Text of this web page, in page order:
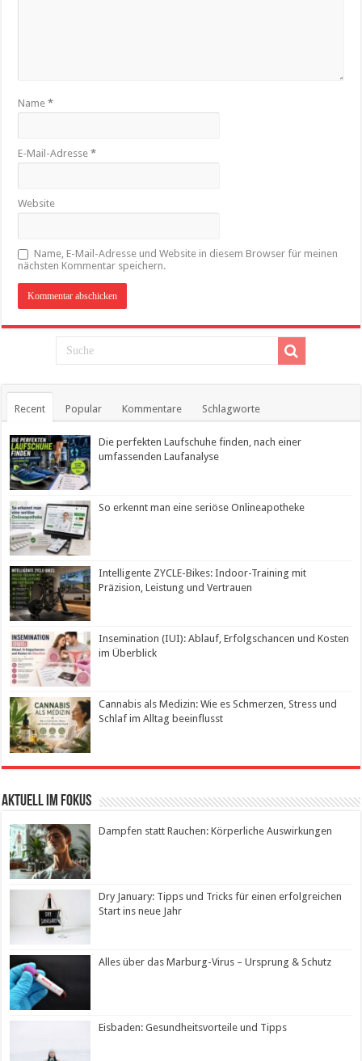
Name*
E-Mail-Adresse*
Website
Name, E-Mail-Adresse und Website in diesem Browser für meinen
nächsten Kommentar speichern.
Recent Popular Kommentare Schlagworte
Die perfekten Laufschuhe finden, nach einer
umfassenden Laufanalyse
So erkennt man eine seriöse Onlineapotheke
Intelligente ZYCLE-Bikes: Indoor-Training mit
Präzision, Leistung und Vertrauen
Insemination (IUI): Ablauf, Erfolgschancen und Kosten
im Überblick
Cannabis als Medizin: Wie es Schmerzen, Stress und
Schlaf im Alltag beeinflusst
Aktuell im Fokus
Dampfen statt Rauchen: Körperliche Auswirkungen
Dry January: Tipps und Tricks für einen erfolgreichen
Start ins neue Jahr
Alles über das Marburg-Virus – Ursprung & Schutz
Eisbaden: Gesundheitsvorteile und Tipps